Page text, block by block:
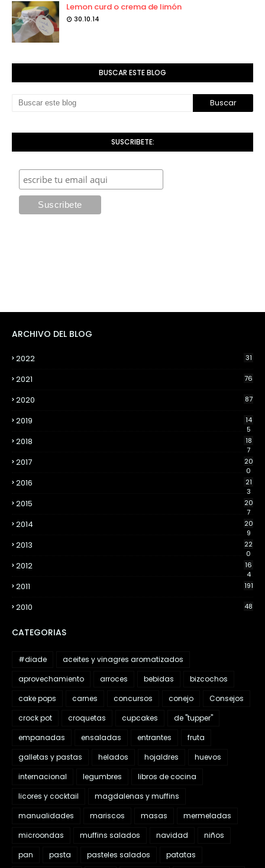
Lemon curd o crema de limón
30.10.14
BUSCAR ESTE BLOG
SUSCRIBETE:
ARCHIVO DEL BLOG
2022 31
2021 76
2020 87
2019
14
5
2018
18
7
2017
20
0
2016
21
3
2015
20
7
2014
20
9
2013
22
0
2012
16
4
2011 191
2010 48
CATEGORIAS
#diade
aceites y vinagres aromatizados
aprovechamiento
arroces bebidas
bizcochos
cake pops
carnes concursos conejo
Consejos
crock pot
croquetas cupcakes
de "tupper"
empanadas
ensaladas entrantes
fruta
galletas y pastas
helados hojaldres
huevos
internacional
legumbres
libros de cocina
licores y cocktail
magdalenas y muffins
manualidades
mariscos masas
mermeladas
microondas
muffins salados navidad
niños
pan
pasta pasteles salados
patatas